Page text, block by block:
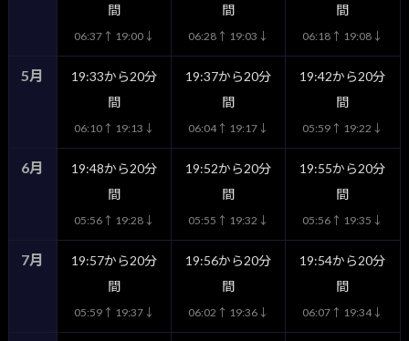
間
06:37↑ 19:00↓
間
06:28↑ 19:03↓
間
06:18↑ 19:08↓
5月
19:33から20分
間
06:10↑ 19:13↓
19:37から20分
間
06:04↑ 19:17↓
19:42から20分
間
05:59↑ 19:22↓
6月
19:48から20分
間
05:56↑ 19:28↓
19:52から20分
間
05:55↑ 19:32↓
19:55から20分
間
05:56↑ 19:35↓
7月
19:57から20分
間
05:59↑ 19:37↓
19:56から20分
間
06:02↑ 19:36↓
19:54から20分
間
06:07↑ 19:34↓